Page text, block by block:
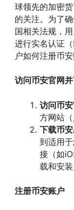
球领先的加密
的关注。为了
国相关法规，
进行实名认证
户如何注册币
访问币安官网
访问币
方网站（
下载币
到适用
接（如
载和安装
注册币安账户